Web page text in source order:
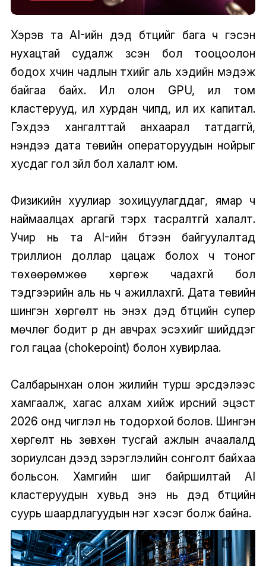
Хэрэв та AI-ийн дэд бүтцийг бага ч гэсэн
нухацтай судалж үзсэн бол тооцоолон
бодох хүчин чадлын түүхийг аль хэдийн мэдэж
байгаа байх. Илүү олон GPU, илүү том
кластерууд, илүү хурдан чипүүд, илүү их капитал.
Гэхдээ хангалттай анхаарал татдаггүй,
үнэндээ дата төвийн операторуудын нойрыг
хусдаг гол зүйл бол халалт юм.
Физикийн хуулиар зохицуулагддаг, ямар ч
наймаалцах аргагүй тэрхүү тасралтгүй халалт.
Учир нь та AI-ийн бүтээн байгуулалтад
триллион доллар цацаж болох ч тоног
төхөөрөмжөө хөргөж чадахгүй бол
тэдгээрийн аль нь ч ажиллахгүй. Дата төвийн
шингэн хөргөлт нь энэхүү дэд бүтцийн супер
мөчлөг бодит үр дүн авчрах эсэхийг шийддэг
гол гацаа (chokepoint) болон хувирлаа.
Салбарынхан олон жилийн турш эрсдэлээс
хамгаалж, хагас алхам хийж ирсний эцэст
2026 онд чиглэл нь тодорхой болов. Шингэн
хөргөлт нь зөвхөн тусгай ажлын ачаалалд
зориулсан дээд зэрэглэлийн сонголт байхаа
больсон. Хамгийн шигүү байршилтай AI
кластеруудын хувьд энэ нь дэд бүтцийн
суурь шаардлагуудын нэг хэсэг болж байна.